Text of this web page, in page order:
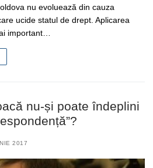
nu evoluează din cauza
ucide statul de drept. Aplicarea
important…
nu-și poate îndeplini
2017